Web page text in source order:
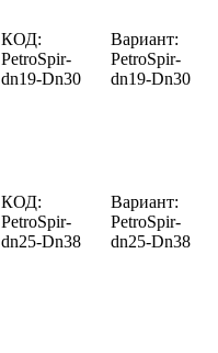
КОД:
PetroSpir-
dn19-Dn30
Вариант:
PetroSpir-
dn19-Dn30
КОД:
PetroSpir-
dn25-Dn38
Вариант:
PetroSpir-
dn25-Dn38